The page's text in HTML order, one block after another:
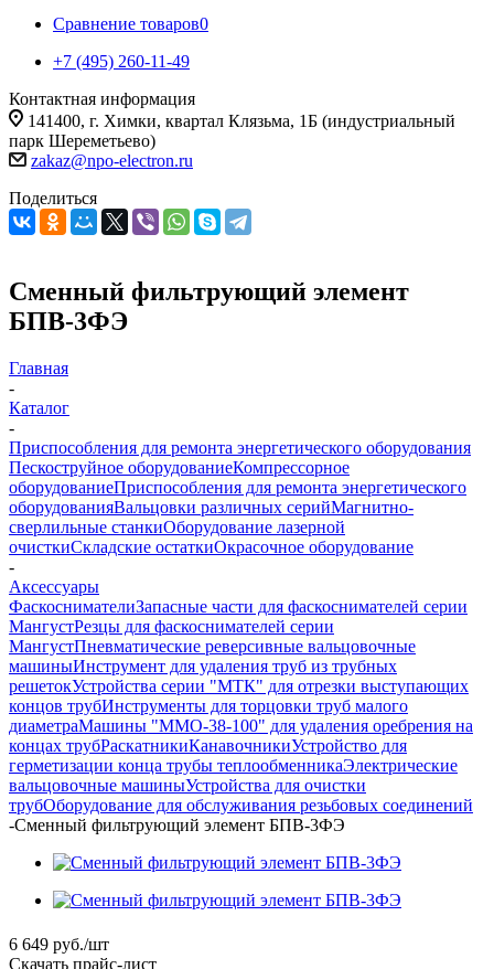
Сравнение товаров0
+7 (495) 260-11-49
Контактная информация
141400, г. Химки, квартал Клязьма, 1Б (индустриальный
парк Шереметьево)
zakaz@npo-electron.ru
Поделиться
Сменный фильтрующий элемент
БПВ-3ФЭ
Главная
-
Каталог
-
Приспособления для ремонта энергетического оборудования
Пескоструйное оборудованиеКомпрессорное
оборудованиеПриспособления для ремонта энергетического
оборудованияВальцовки различных серийМагнитно-
сверлильные станкиОборудование лазерной
очисткиСкладские остаткиОкрасочное оборудование
-
Аксессуары
ФаскоснимателиЗапасные части для фаскоснимателей серии
МангустРезцы для фаскоснимателей серии
МангустПневматические реверсивные вальцовочные
машиныИнструмент для удаления труб из трубных
решетокУстройства серии "МТК" для отрезки выступающих
концов трубИнструменты для торцовки труб малого
диаметраМашины "ММО-38-100" для удаления оребрения на
концах трубРаскатникиКанавочникиУстройство для
герметизации конца трубы теплообменникаЭлектрические
вальцовочные машиныУстройства для очистки
трубОборудование для обслуживания резьбовых соединений
-Сменный фильтрующий элемент БПВ-3ФЭ
6 649 руб./шт
Скачать прайс-лист